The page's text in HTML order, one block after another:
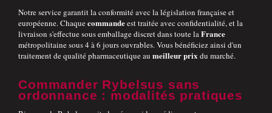
Notre service garantit la conformité avec la législation française et
européenne. Chaquecommandeest traitée avec confidentialité, et la
livraison s'effectue sous emballage discret dans toute laFrance
métropolitaine sous 4 à 6 jours ouvrables. Vous bénéficiez ainsi d'un
traitement de qualité pharmaceutique au meilleur prixdu marché.
Commander Rybelsus sans
ordonnance : modalités pratiques